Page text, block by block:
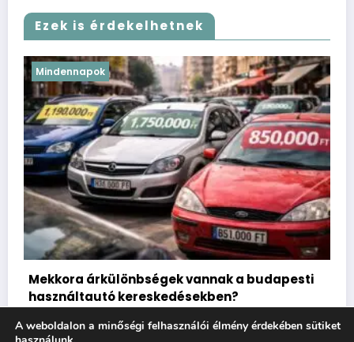
Ezek is érdekelhetnek
Mindennapok
Jól fizető képzések, amik egyetem helyett
végezhetőek
A weboldalon a minőségi felhasználói élmény érdekében sütiket